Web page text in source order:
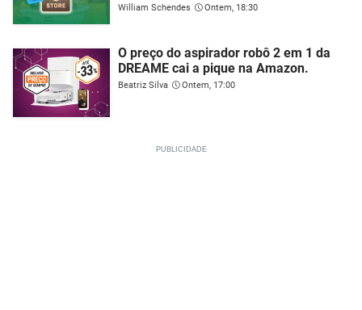
William Schendes Ontem, 18:30
O preço do aspirador robô 2 em 1 da
DREAME cai a pique na Amazon.
Beatriz Silva Ontem, 17:00